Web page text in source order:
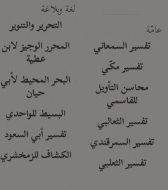
عامّة
تفسير السمعاني
تفسير مكّي
محاسن التأويل
للقاسمي
تفسير الثعالبي
تفسير السمرقندي
تفسير الثعلبي
لغة وبلاغة
التحرير والتنوير
المحرر الوجيز لابن
عطية
البحر المحيط لأبي
حيان
البسيط للواحدي
تفسير أبي السعود
الكشاف للزمخشري